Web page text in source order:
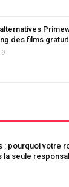
des films
: pourquoi votre
la seule